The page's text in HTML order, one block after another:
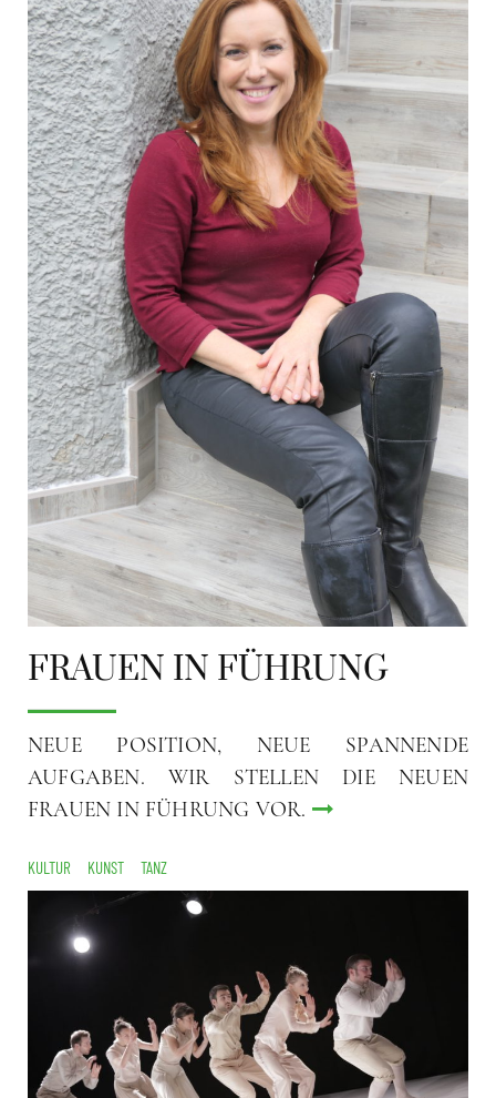
FRAUEN IN FÜHRUNG
NEUE POSITION, NEUE SPANNENDE
AUFGABEN. WIR STELLEN DIE NEUEN
FRAUEN IN FÜHRUNG VOR.
KULTUR KUNST TANZ